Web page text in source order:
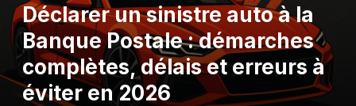
Déclarer un sinistre auto à la
Banque Postale : démarches
complètes, délais et erreurs à
éviter en 2026